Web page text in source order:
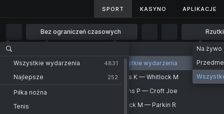
SPORT KASYNO APLIKACJE
SPORT KASYNO APLIKACJE
Bez ograniczeń czasowych Rzutki
MODUS
1 godz.
2 godz.
4 godz.
6 godz.
KATEGORIA Wszystkie wydarzenia
Cottiss K — Whitlock M
Williams P — Croft Joe
Whitlock M — Parkin R
Na żywo
Wszystkie wydarzenia 4831
Najlepsze 252
Piłka nożna
Tenis